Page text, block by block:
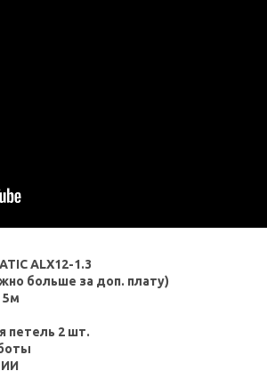
ALX12-1.3
больше за доп. плату)
5м
петель 2 шт.